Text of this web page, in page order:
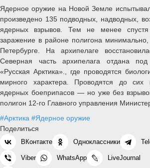
Ядерное оружие на Новой Земле
произведено 135 подводных, надводных,
ядерных взрывов. Тем не менее
заражение в районе полигона
Петербурге. На архипелаге
Северная часть архипелага отдана
«Русская Арктика»., где проводятся
мирного характера. Проводятся до сих
ядерных боеприпасов — но уже без
полигон 12-го Главного управления
#Арктика #Ядерное оружие
Поделиться
ВКонтакте Одноклассники
Viber WhatsApp LiveJournal